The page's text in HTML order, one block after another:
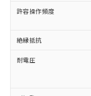
許容操作頻度
絶縁抵抗
耐電圧
当社制
本サー
ことを
在庫状
記載し
タに基
覧され
準価格
仕入先様の事
いたものが、
むを得ず変更
鉛(Pb) 1000ppm
六価クロム
類(PBB)
(PBDE) 1000ppm
「×」：最大
基準値を超え
「－」：未確
い合わせくださ
*中国RoHS10物
Pb(鉛) :1000ppm
Cr(Ⅵ)(六価クロム)
当社は
為替お
（以下｢
国政府
可)を取